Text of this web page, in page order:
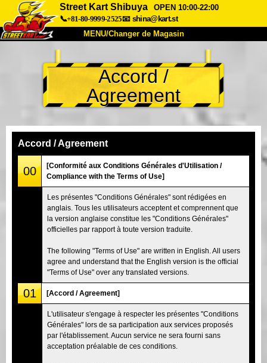
Street Kart Shibuya
OPEN 10:00-22:00
📞+81-80-9999-2525📧 shina@kart.st
MENU/Changer de Magasin
À Propos Caractéristiques Tarifs
Accès Avis FAQ
Réservation
Changer de Magasin
Tokyo Shinagawa
Tokyo Akihabara#2
Tokyo Shibuya Annexe Baie de Tokyo
Tokyo Asakusa Osaka
Accord /
Agreement
Accord / Agreement
00
[Conformité aux Conditions Générales d'Utilisation /
Compliance with the Terms of Use]
Les présentes "Conditions Générales" sont rédigées en
anglais. Tous les utilisateurs acceptent et comprennent que
la version anglaise constitue les "Conditions Générales"
officielles par rapport à toute version traduite.
The following "Terms of Use" are written in English. All users
agree and understand that the English version is the official
"Terms of Use" over any translated versions.
01 [Accord / Agreement]
L'utilisateur s'engage à respecter les présentes "Conditions
Générales" lors de sa participation aux services proposés
par l'établissement. Aucun service ne sera fourni sans
acceptation préalable de ces conditions.